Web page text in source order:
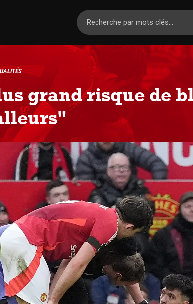
grand risque de